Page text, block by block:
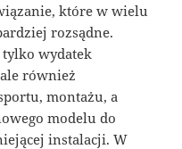
które w wielu
rozsądne.
wydatek
również
montażu, a
modelu do
instalacji. W